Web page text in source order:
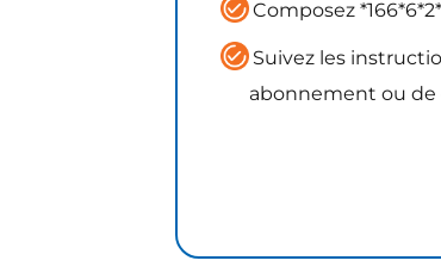
Composez
Suivez les
abonnement ou de